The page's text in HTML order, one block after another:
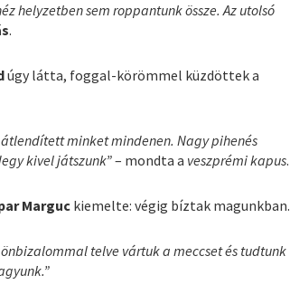
helyzetben sem roppantunk össze. Az utolsó
.
úgy látta, foggal-körömmel küzdöttek a
minket mindenen. Nagy pihenés
kivel játszunk”– mondta a veszprémi kapus.
Marguc kiemelte: végig bíztak magunkban.
telve vártuk a meccset és tudtunk